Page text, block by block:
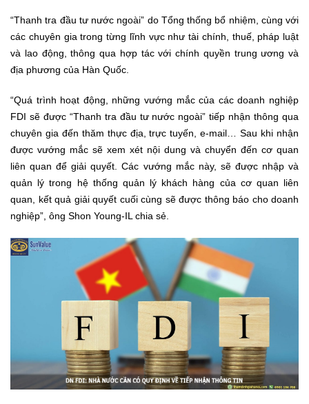
“Thanh tra đầu tư nước ngoài” do Tổng thống bổ nhiệm, cùng với
các chuyên gia trong từng lĩnh vực như tài chính, thuế, pháp luật
và lao động, thông qua hợp tác với chính quyền trung ương và
địa phương của Hàn Quốc.
“Quá trình hoạt động, những vướng mắc của các doanh nghiệp
FDI sẽ được “Thanh tra đầu tư nước ngoài” tiếp nhận thông qua
chuyên gia đến thăm thực địa, trực tuyến, e-mail… Sau khi nhận
được vướng mắc sẽ xem xét nội dung và chuyển đến cơ quan
liên quan để giải quyết. Các vướng mắc này, sẽ được nhập và
quản lý trong hệ thống quản lý khách hàng của cơ quan liên
quan, kết quả giải quyết cuối cùng sẽ được thông báo cho doanh
nghiệp”, ông Shon Young-IL chia sẻ.